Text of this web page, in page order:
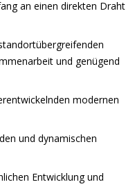
an einen direkten Draht
und genügend
modernen
und dynamischen
Entwicklung und